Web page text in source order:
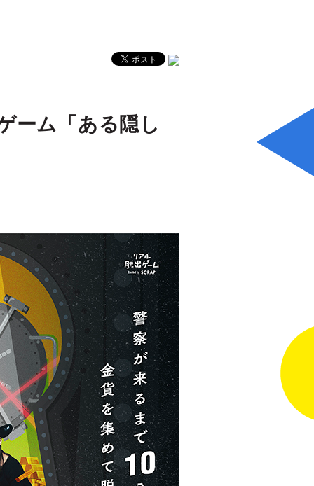
ーム「ある隠し